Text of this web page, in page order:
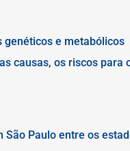
genéticos e metabólicos
causas, os riscos para
São Paulo entre os